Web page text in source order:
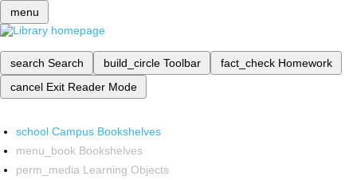
menu
search Search build_circle Toolbar fact_check Homework
cancel Exit Reader Mode
school Campus Bookshelves
menu_book Bookshelves
perm_media Learning Objects